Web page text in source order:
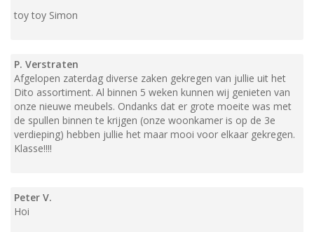
toy toy Simon
P. Verstraten
Afgelopen zaterdag diverse zaken gekregen van jullie uit het
Dito assortiment. Al binnen 5 weken kunnen wij genieten van
onze nieuwe meubels. Ondanks dat er grote moeite was met
de spullen binnen te krijgen (onze woonkamer is op de 3e
verdieping) hebben jullie het maar mooi voor elkaar gekregen.
Klasse!!!!
Peter V.
Hoi